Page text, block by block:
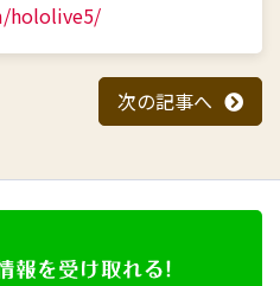
hololive5/
次の記事へ